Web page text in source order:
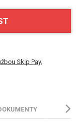
Skip Pay.